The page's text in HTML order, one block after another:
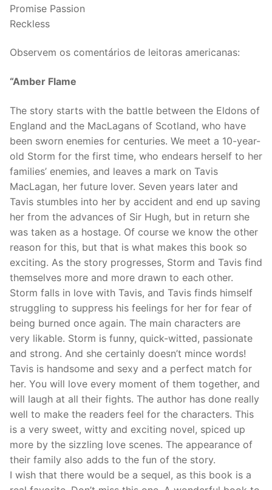
Promise Passion
Reckless
Observem os comentários de leitoras americanas:
“Amber Flame
The story starts with the battle between the Eldons of
England and the MacLagans of Scotland, who have
been sworn enemies for centuries. We meet a 10-year-
old Storm for the first time, who endears herself to her
families’ enemies, and leaves a mark on Tavis
MacLagan, her future lover. Seven years later and
Tavis stumbles into her by accident and end up saving
her from the advances of Sir Hugh, but in return she
was taken as a hostage. Of course we know the other
reason for this, but that is what makes this book so
exciting. As the story progresses, Storm and Tavis find
themselves more and more drawn to each other.
Storm falls in love with Tavis, and Tavis finds himself
struggling to suppress his feelings for her for fear of
being burned once again. The main characters are
very likable. Storm is funny, quick-witted, passionate
and strong. And she certainly doesn’t mince words!
Tavis is handsome and sexy and a perfect match for
her. You will love every moment of them together, and
will laugh at all their fights. The author has done really
well to make the readers feel for the characters. This
is a very sweet, witty and exciting novel, spiced up
more by the sizzling love scenes. The appearance of
their family also adds to the fun of the story.
I wish that there would be a sequel, as this book is a